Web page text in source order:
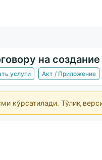
услуги Акт / Приложение
кўрсатилади. Тўлиқ